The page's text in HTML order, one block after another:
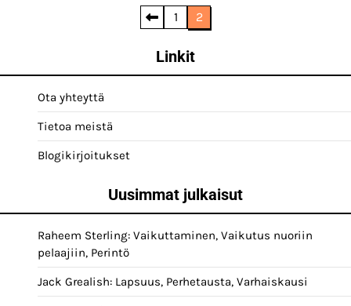
1 2
Linkit
Ota yhteyttä
Tietoa meistä
Blogikirjoitukset
Uusimmat julkaisut
Raheem Sterling: Vaikuttaminen, Vaikutus nuoriin
pelaajiin, Perintö
Jack Grealish: Lapsuus, Perhetausta, Varhaiskausi